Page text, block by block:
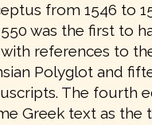
from 1546 to
was the first to
references to
Polyglot and
The fourth
Greek text as the